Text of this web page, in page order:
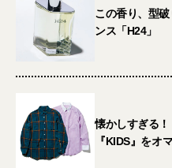
この香り、型
ンス「H24」
懐かしすぎる！
『KIDS』をオ